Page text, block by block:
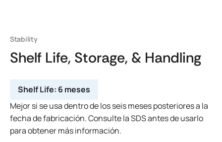
Stability
Shelf Life, Storage, & Handling
Shelf Life: 6 meses
Mejor si se usa dentro de los seis meses posteriores a la
fecha de fabricación. Consulte la SDS antes de usarlo
para obtener más información.